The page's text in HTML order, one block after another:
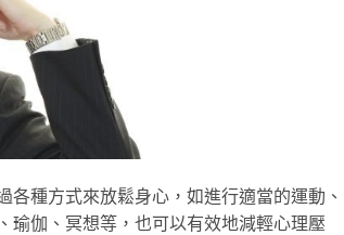
種方式來放鬆身心，如進行適當的運動、
瑜伽、冥想等，也可以有效地減輕心理壓